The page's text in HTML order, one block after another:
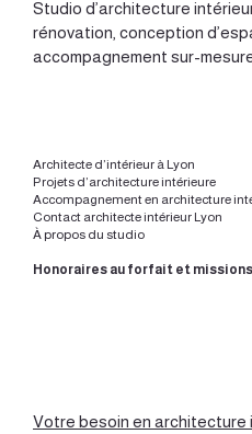
Studio d’architecture
rénovation, conception
accompagnement sur-
Architecte d’intérieur à Lyon
Projets d’architecture intérieure
Accompagnement en architecture
Contact architecte intérieur Lyon
À propos du studio
Honoraires au forfait et
Votre besoin en architecture